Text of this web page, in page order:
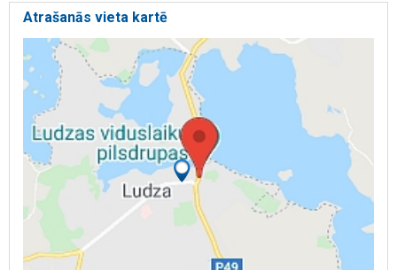
Atrašanās vieta kartē